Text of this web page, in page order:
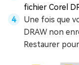
fichier Corel
Une fois que
DRAW non
Restaurer